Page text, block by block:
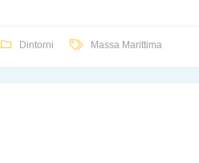
Dintorni Massa Marittima